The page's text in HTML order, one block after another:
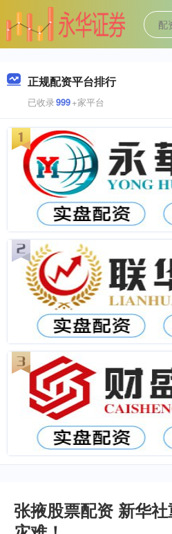
正规配资平台排行
已收录999+家平台
张掖股票配资 新华